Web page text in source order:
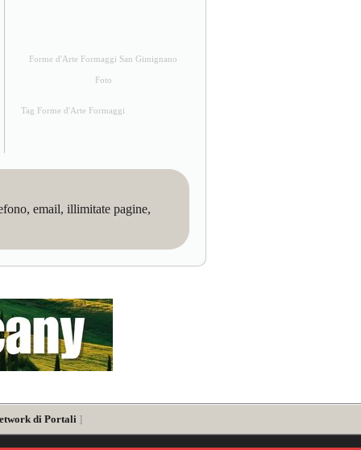
Forme d'Arte Formaggi San Gimignano
Foto
Tag Forme d'Arte Formaggi
email, illimitate pagine,
di Portali ]